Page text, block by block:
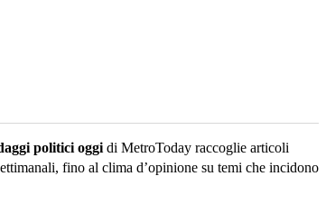
politici oggi di MetroToday raccoglie articoli
fino al clima d’opinione su temi che incidono